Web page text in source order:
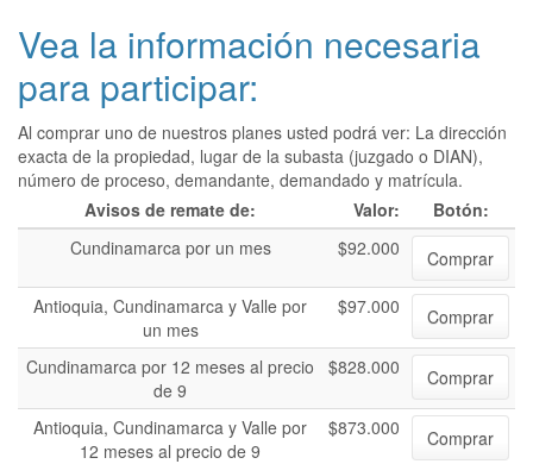
Vea la información necesaria
para participar:
Al comprar uno de nuestros planes usted podrá ver: La dirección
exacta de la propiedad, lugar de la subasta (juzgado o DIAN),
número de proceso, demandante, demandado y matrícula.
Avisos de remate de:
Valor:
Botón:
Cundinamarca por un mes
$92.000
Comprar
Antioquia, Cundinamarca y Valle por
un mes
$97.000 Comprar
Cundinamarca por 12 meses al precio
de 9
$828.000 Comprar
Antioquia, Cundinamarca y Valle por
12 meses al precio de 9
$873.000 Comprar